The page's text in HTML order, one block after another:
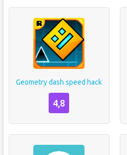
Geometry dash speed hack
4,8